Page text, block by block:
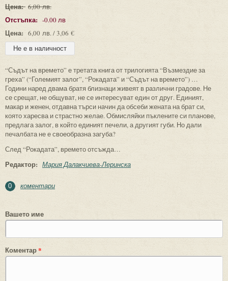
Цена: 6,00 лв.
Отстъпка: -0.00 лв
Цена: 6,00 лв. / 3,06 €
“Съдът на времето” е третата книга от трилогията “Възмездие за
греха” (“Големият залог”, “Рокадата” и “Съдът на времето”) …
Години наред двама братя близнаци живеят в различни градове. Не
се срещат, не общуват, не се интересуват един от друг. Единият,
макар и женен, отдавна търси начин да обсеби жената на брат си,
която харесва и страстно желае. Обмисляйки пъклените си планове,
предлага залог, в който единият печели, а другият губи. Но дали
печалбата не е своеобразна загуба?
След “Рокадата”, времето отсъжда…
Редактор: Мария Далакчиева-Леринска
0 коментари
Вашето име
Коментар*